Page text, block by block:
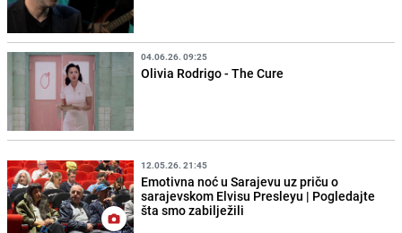
04.06.26. 09:25
Olivia Rodrigo - The Cure
12.05.26. 21:45
Emotivna noć u Sarajevu uz priču o
sarajevskom Elvisu Presleyu | Pogledajte
šta smo zabilježili